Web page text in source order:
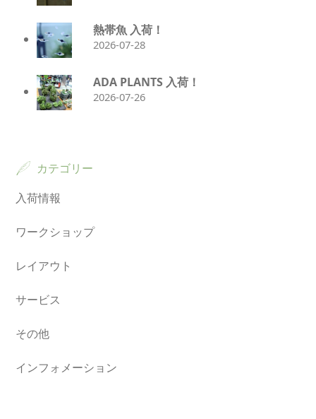
熱帯魚 入荷！
2026-07-28
ADA PLANTS 入荷！
2026-07-26
カテゴリー
入荷情報
ワークショップ
レイアウト
サービス
その他
インフォメーション